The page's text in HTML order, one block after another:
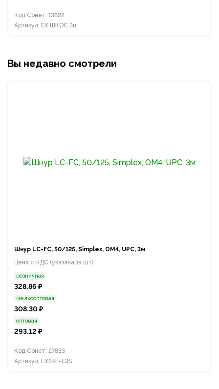
Код Сонет: 13822
Артикул: EX ШКОС 3u
Вы недавно смотрели
Шнур LC-FC, 50/125, Simplex, OM4, UPC, 3м
Цена с НДС (указана за шт):
розничная
328.86 ₽
мелкооптовая
308.30 ₽
оптовая
293.12 ₽
Код Сонет: 27833
Артикул: EX54F-L3S